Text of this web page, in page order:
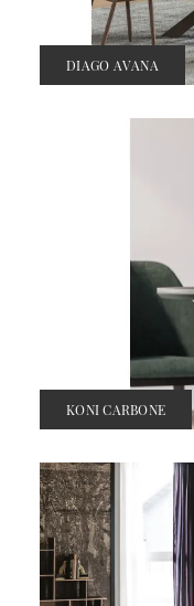
DIAGO AVANA
KONI CARBONE